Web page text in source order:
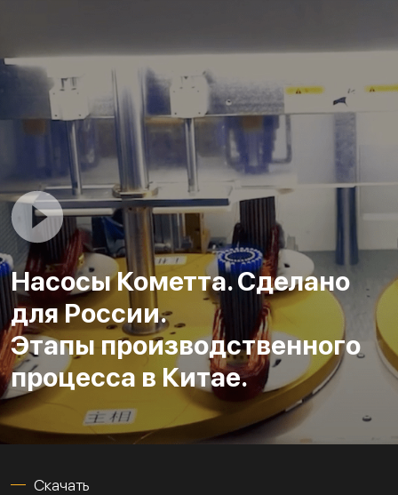
Насосы Кометта. Сделано
для России.
Этапы производственного
процесса в Китае.
Скачать